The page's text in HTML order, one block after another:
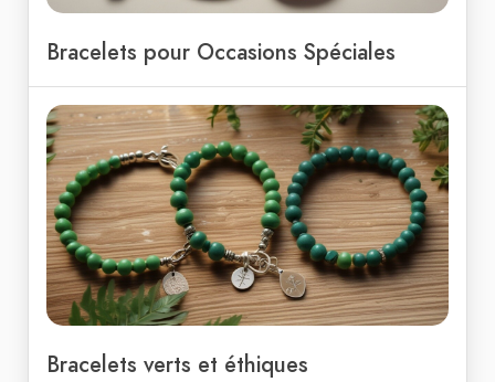
Bracelets pour Occasions Spéciales
Bracelets verts et éthiques